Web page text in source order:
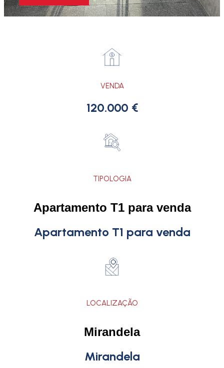
VENDA
120.000 €
TIPOLOGIA
Apartamento T1 para venda
Apartamento T1 para venda
LOCALIZAÇÃO
Mirandela
Mirandela